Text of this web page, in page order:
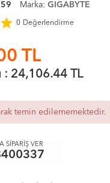
Marka: GIGABYTE
0 Değerlendirme
TL
: 24,106.44TL
temin edilememektedir.
SİPARİŞ VER